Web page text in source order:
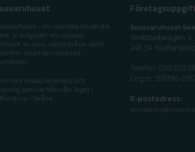
– din svenska snusbutik
Vi erbjuder ett varierat
av snus, nikotinpåsar samt
snus från välkända
med snabb leverans och
service från vårt lager i
i Skåne.
Snusvaruhuset
Verkstadsvägen 3
245 34
Telefon: 010-102
Org.nr: 559396-
E-postadress: